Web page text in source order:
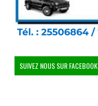
SUIVEZ NOUS SUR FACEBOOK